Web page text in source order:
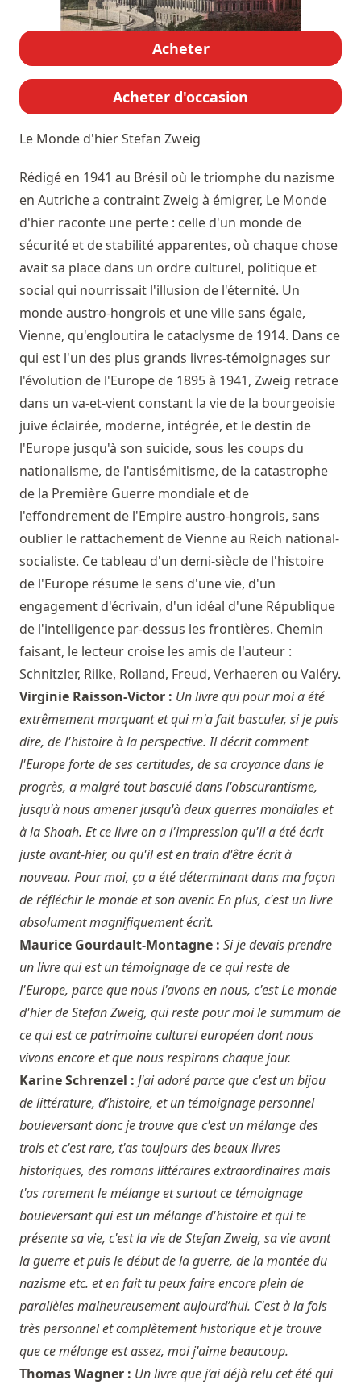
Acheter
Acheter d'occasion
Le Monde d'hierStefan Zweig
Rédigé en 1941 au Brésil où le triomphe du nazisme
en Autriche a contraint Zweig à émigrer, Le Monde
d'hier raconte une perte : celle d'un monde de
sécurité et de stabilité apparentes, où chaque chose
avait sa place dans un ordre culturel, politique et
social qui nourrissait l'illusion de l'éternité. Un
monde austro-hongrois et une ville sans égale,
Vienne, qu'engloutira le cataclysme de 1914. Dans ce
qui est l'un des plus grands livres-témoignages sur
l'évolution de l'Europe de 1895 à 1941, Zweig retrace
dans un va-et-vient constant la vie de la bourgeoisie
juive éclairée, moderne, intégrée, et le destin de
l'Europe jusqu'à son suicide, sous les coups du
nationalisme, de l'antisémitisme, de la catastrophe
de la Première Guerre mondiale et de
l'effondrement de l'Empire austro-hongrois, sans
oublier le rattachement de Vienne au Reich national-
socialiste. Ce tableau d'un demi-siècle de l'histoire
de l'Europe résume le sens d'une vie, d'un
engagement d'écrivain, d'un idéal d'une République
de l'intelligence par-dessus les frontières. Chemin
faisant, le lecteur croise les amis de l'auteur :
Schnitzler, Rilke, Rolland, Freud, Verhaeren ou Valéry.
Virginie Raisson-Victor : Un livre qui pour moi a été
extrêmement marquant et qui m'a fait basculer, si je puis
dire, de l'histoire à la perspective. Il décrit comment
l'Europe forte de ses certitudes, de sa croyance dans le
progrès, a malgré tout basculé dans l'obscurantisme,
jusqu'à nous amener jusqu'à deux guerres mondiales et
à la Shoah. Et ce livre on a l'impression qu'il a été écrit
juste avant-hier, ou qu'il est en train d'être écrit à
nouveau. Pour moi, ça a été déterminant dans ma façon
de réfléchir le monde et son avenir. En plus, c'est un livre
absolument magnifiquement écrit.
Maurice Gourdault-Montagne : Si je devais prendre
un livre qui est un témoignage de ce qui reste de
l'Europe, parce que nous l'avons en nous, c'est Le monde
d'hier de Stefan Zweig, qui reste pour moi le summum de
ce qui est ce patrimoine culturel européen dont nous
vivons encore et que nous respirons chaque jour.
Karine Schrenzel : J'ai adoré parce que c'est un bijou
de littérature, d’histoire, et un témoignage personnel
bouleversant donc je trouve que c'est un mélange des
trois et c'est rare, t'as toujours des beaux livres
historiques, des romans littéraires extraordinaires mais
t'as rarement le mélange et surtout ce témoignage
bouleversant qui est un mélange d'histoire et qui te
présente sa vie, c'est la vie de Stefan Zweig, sa vie avant
la guerre et puis le début de la guerre, de la montée du
nazisme etc. et en fait tu peux faire encore plein de
parallèles malheureusement aujourd’hui. C'est à la fois
très personnel et complètement historique et je trouve
que ce mélange est assez, moi j'aime beaucoup.
Thomas Wagner : Un livre que j’ai déjà relu cet été qui